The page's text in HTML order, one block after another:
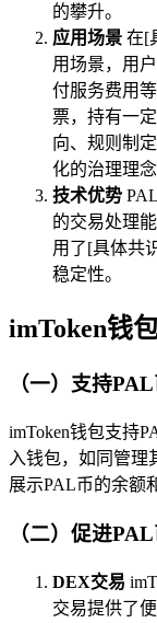
的攀升。
应用场景 在[
用场景，用
付服务费用
票，持有一
向、规则制
化的治理理念
技术优势
的交易处理
用了[具体共
稳定性。
imToken钱
（一）支持
imToken钱包支持
入钱包，如同管理
展示PAL币的余额
（二）促进
DEX交易
交易提供了